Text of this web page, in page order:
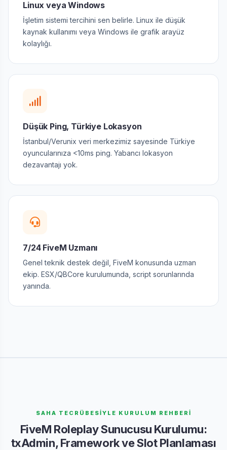
Linux veya Windows
İşletim sistemi tercihini sen belirle. Linux ile düşük
kaynak kullanımı veya Windows ile grafik arayüz
kolaylığı.
Düşük Ping, Türkiye Lokasyon
İstanbul/Verunix veri merkezimiz sayesinde Türkiye
oyuncularınıza <10ms ping. Yabancı lokasyon
dezavantajı yok.
7/24 FiveM Uzmanı
Genel teknik destek değil, FiveM konusunda uzman
ekip. ESX/QBCore kurulumunda, script sorunlarında
yanında.
SAHA TECRÜBESİYLE KURULUM REHBERİ
FiveM Roleplay Sunucusu Kurulumu:
txAdmin, Framework ve Slot Planlaması